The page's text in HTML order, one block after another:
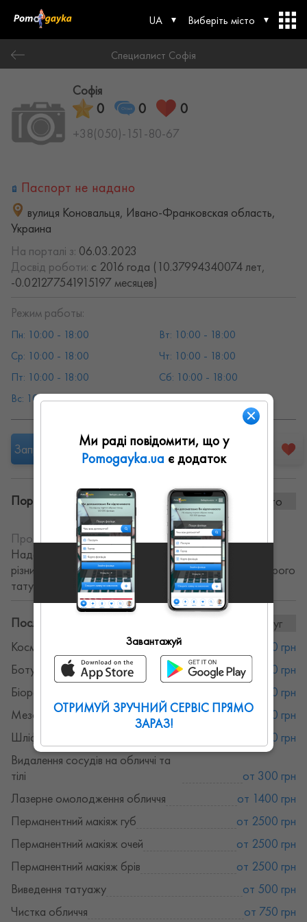
UA Виберіть місто
Специалист Софія
Софія
0 0 0
+38(050)-151-80-67
Паспорт не надано
вулиця Коновальця, Ивано-Франковская область,
Украина
На порталі з: 06.03.2023
Досвід роботи: с 2016 года (10.37994340074 лет,
-0.021277541915197 месяцев)
Режим работы:
Пн: 10:00 - 18:00
Вт: 10:00 - 18:00
Ср: 10:00 - 18:00
Чт: 10:00 - 18:00
Пт: 10:00 - 18:00
Сб: 10:00 - 18:00
Вс: 10:00 - 18:00
Запропонувати роботу
Портфоліо винаних робіт: 0 фото
Про себе:
Сертифікований косметолог ін'єкціоніст.
Надаю послуги по перманентному макіяжу. Працюю
різними техніками. Займаюсь видаленням тату та старого
татуажу.
Послуги та ціни:
15послуг
Косметологія
от 750 грн
Ботулінотерапія
от 4000 грн
Біоревіталізація
от 2500 грн
Мезотерапія
от 800 грн
Шліфування рубців, постакне
от 1400 грн
Видалення сосудів на обличчі та
тілі
от 300 грн
Лазерне омолодження обличчя
от 1400 грн
Перманентний макіяж губ
от 2500 грн
Перманентний макіяж очей
от 2500 грн
Перманентний макіяж брів
от 2500 грн
Виведення татуажу
от 500 грн
Чистка обличчя
от 750 грн
Ми раді повідомити, що у
Pomogayka.ua є додаток
Завантажуй
ОТРИМУЙ ЗРУЧНИЙ СЕРВІС ПРЯМО
ЗАРАЗ!